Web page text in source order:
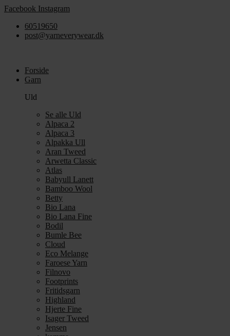
Videre
indhold
Facebook Instagram
60519650
post@yarneverywear.dk
Forside
Garn
Uld
Se alle Uld
Alpaca 2
Alpaca 3
Alpakka Ull
Aran Tweed
Arwetta Classic
Atlas
Babyull Lanett
Bamboo Wool
Betty
Bio Lana
Bio Lana Fine
Bodil
Bumle Bee
Cloud
Eco Melange
Faroese Yarn
Filnovo
Footprints
Fritidsgarn
Highland
Hjerte Fine
Isager Tweed
Jensen